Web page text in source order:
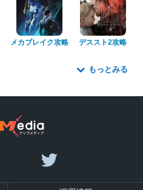
メカブレイク攻略 デススト2攻略
もっとみる